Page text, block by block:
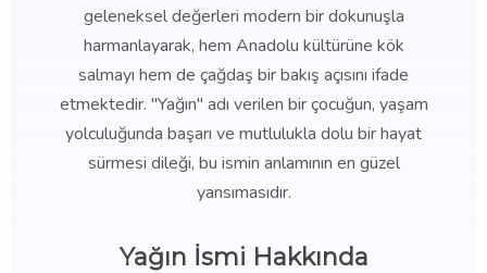
geleneksel değerleri modern bir dokunuşla
harmanlayarak, hem Anadolu kültürüne kök
salmayı hem de çağdaş bir bakış açısını ifade
etmektedir. "Yağın" adı verilen bir çocuğun, yaşam
yolculuğunda başarı ve mutlulukla dolu bir hayat
sürmesi dileği, bu ismin anlamının en güzel
yansımasıdır.
Yağın İsmi Hakkında